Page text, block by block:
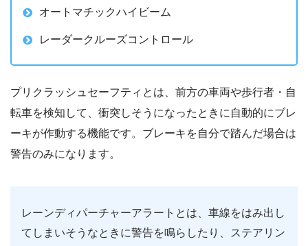
オートマチックハイビーム
レーダークルーズコントロール
プリクラッシュセーフティとは、前方の車両や歩行者・自
転車を検知して、衝突しそうになったときに自動的にブレ
ーキが作動する機能です。ブレーキを自分で踏んだ場合は
警告のみになります。
レーンディパーチャーアラートとは、車線をはみ出し
てしまいそうなときに警告を鳴らしたり、ステアリン